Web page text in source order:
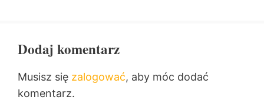
Dodaj komentarz
Musisz się zalogować, aby móc dodać
komentarz.